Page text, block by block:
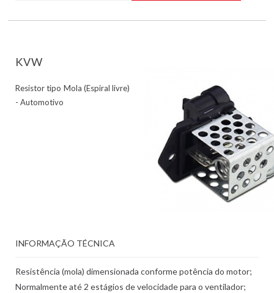
KVW
Resistor tipo Mola (Espiral livre)
- Automotivo
INFORMAÇÃO TÉCNICA
Resistência (mola) dimensionada conforme potência do motor;
Normalmente até 2 estágios de velocidade para o ventilador;